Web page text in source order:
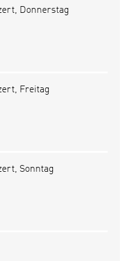
Donnerstag
Freitag
Sonntag